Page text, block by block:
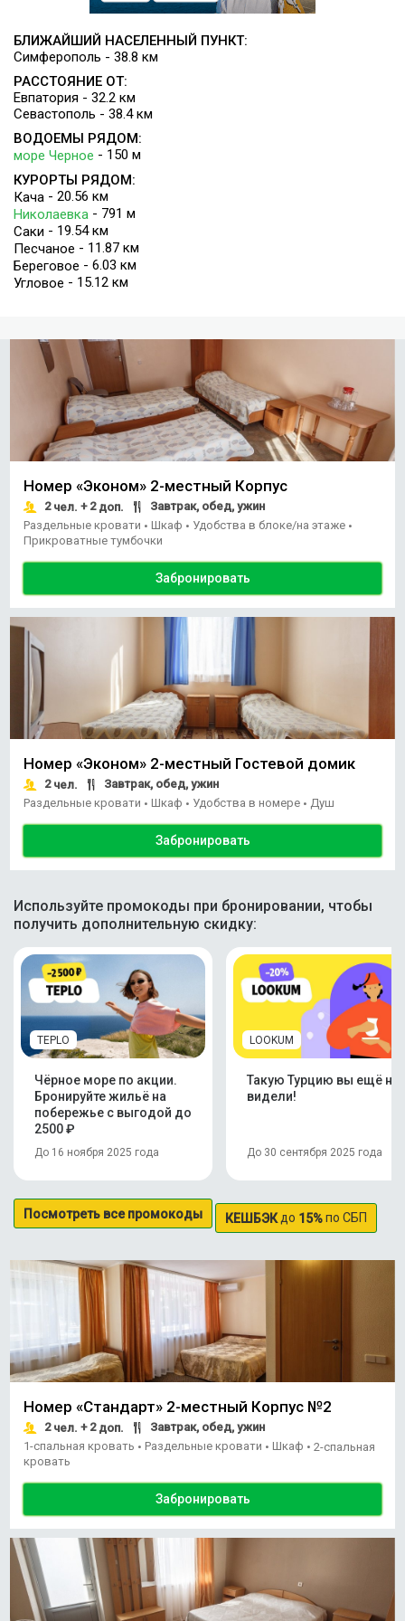
БЛИЖАЙШИЙ НАСЕЛЕННЫЙ ПУНКТ:
Симферополь - 38.8 км
РАССТОЯНИЕ ОТ:
Евпатория - 32.2 км
Севастополь - 38.4 км
ВОДОЕМЫ РЯДОМ:
море Черное - 150 м
КУРОРТЫ РЯДОМ:
Кача - 20.56 км
Николаевка - 791 м
Саки - 19.54 км
Песчаное - 11.87 км
Береговое - 6.03 км
Угловое - 15.12 км
Номер «Эконом» 2-местный Корпус
2чел. + 2доп.
Завтрак, обед, ужин
Раздельные кровати • Шкаф • Удобства в блоке/на этаже •
Прикроватные тумбочки
Забронировать
Номер «Эконом» 2-местный Гостевой домик
2чел.
Завтрак, обед, ужин
Раздельные кровати • Шкаф • Удобства в номере • Душ
Забронировать
Используйте промокоды при бронировании, чтобы
получить дополнительную скидку:
TEPLO
Чёрное море по акции.
Бронируйте жильё на
побережье с выгодой до
2500 ₽
До 16 ноября 2025 года
LOOKUM
Такую Турцию вы ещё не
видели!
До 30 сентября 2025 года
Посмотреть все промокоды КЕШБЭКдо 15%по СБП
Номер «Стандарт» 2-местный Корпус №2
2чел. + 2доп.
Завтрак, обед, ужин
1-спальная кровать • Раздельные кровати • Шкаф • 2-спальная
кровать
Забронировать